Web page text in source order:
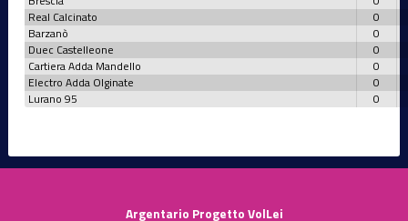
Real Calcinato
0
Barzanò
0
Duec Castelleone
0
Cartiera Adda Mandello
0
Electro Adda Olginate
0
Lurano 95
0
Argentario Progetto VolLei